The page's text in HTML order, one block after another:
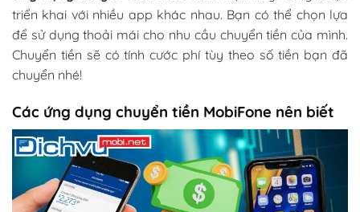
triển khai với nhiều app khác nhau. Bạn có thể chọn lựa
để sử dụng thoải mái cho nhu cầu chuyển tiền của mình.
Chuyển tiền sẽ có tính cước phí tùy theo số tiền bạn đã
chuyển nhé!
Các ứng dụng chuyển tiền MobiFone nên biết